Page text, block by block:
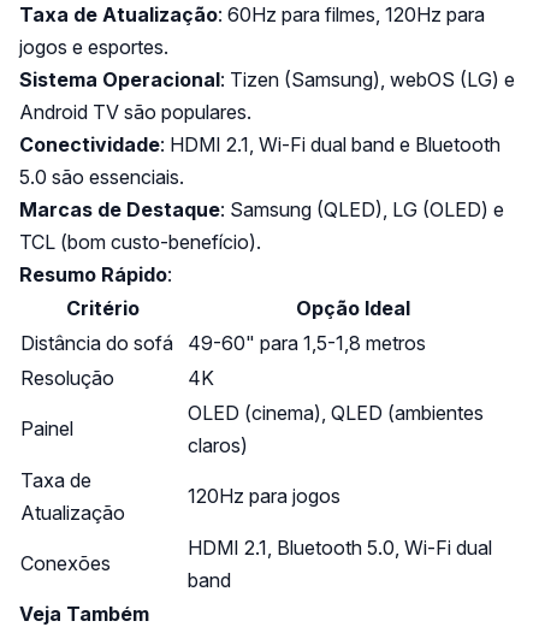
Taxa de Atualização: 60Hz para filmes, 120Hz para
jogos e esportes.
Sistema Operacional: Tizen (Samsung), webOS (LG) e
Android TV são populares.
Conectividade: HDMI 2.1, Wi-Fi dual band e Bluetooth
5.0 são essenciais.
Marcas de Destaque: Samsung (QLED), LG (OLED) e
TCL (bom custo-benefício).
Resumo Rápido:
Critério
Opção Ideal
Distância do sofá
49-60" para 1,5-1,8 metros
Resolução
4K
Painel
OLED (cinema), QLED (ambientes
claros)
Taxa de
Atualização
120Hz para jogos
Conexões
HDMI 2.1, Bluetooth 5.0, Wi-Fi dual
band
Veja Também